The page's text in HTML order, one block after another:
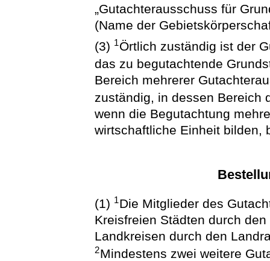
„Gutachterausschuss für
(Name der
(3) 1Örtlich zuständig ist der
das zu begutachtende
Bereich mehrerer
zuständig, in dessen Bereich
wenn die Begutachtung
wirtschaftliche Einheit bilden,
(1) 1Die Mitglieder des
Kreisfreien Städten durch
Landkreisen durch den
2Mindestens zwei weitere